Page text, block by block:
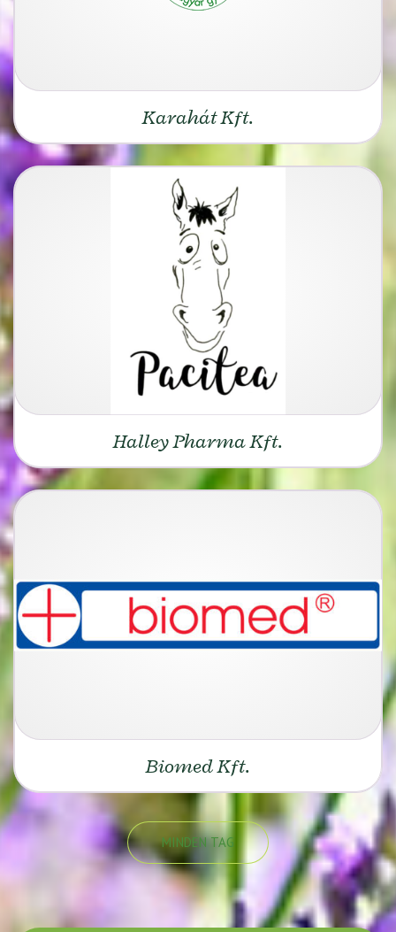
Karahát Kft.
Halley Pharma Kft.
Biomed Kft.
MINDEN TAG